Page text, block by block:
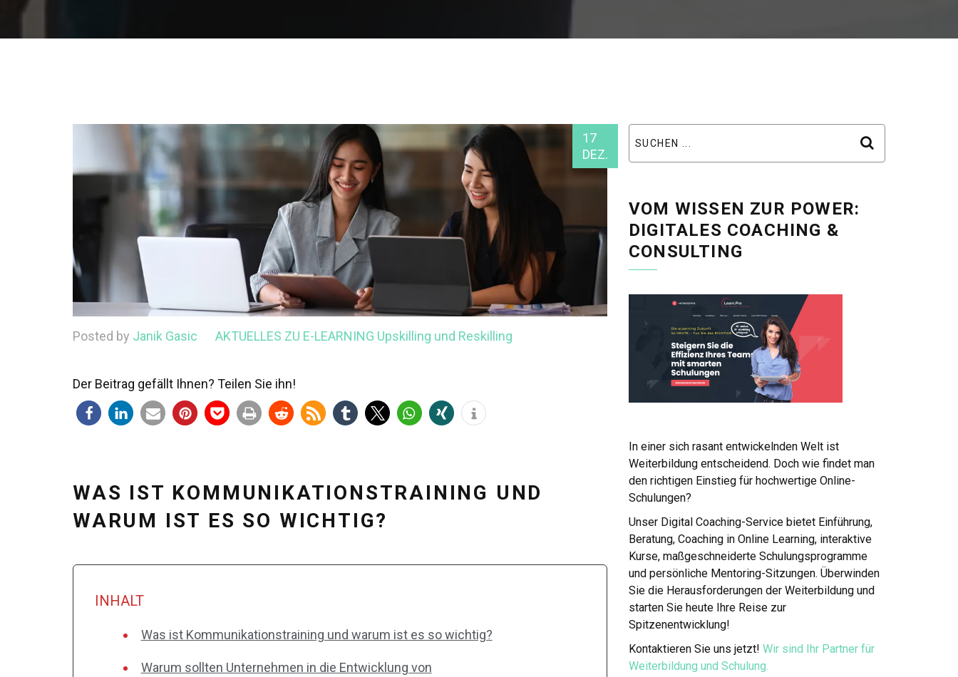
17
DEZ.
Posted by Janik Gasic AKTUELLES ZU E-LEARNING Upskilling und Reskilling
Der Beitrag gefällt Ihnen? Teilen Sie ihn!
WAS IST KOMMUNIKATIONSTRAINING UND
WARUM IST ES SO WICHTIG?
INHALT
Was ist Kommunikationstraining und warum ist es so wichtig?
Warum sollten Unternehmen in die Entwicklung von
VOM WISSEN ZUR POWER:
DIGITALES COACHING &
CONSULTING
In einer sich rasant entwickelnden Welt ist
Weiterbildung entscheidend. Doch wie findet man
den richtigen Einstieg für hochwertige Online-
Schulungen?
Unser Digital Coaching-Service bietet Einführung,
Beratung, Coaching in Online Learning, interaktive
Kurse, maßgeschneiderte Schulungsprogramme
und persönliche Mentoring-Sitzungen. Überwinden
Sie die Herausforderungen der Weiterbildung und
starten Sie heute Ihre Reise zur
Spitzenentwicklung!
Kontaktieren Sie uns jetzt! Wir sind Ihr Partner für
Weiterbildung und Schulung.